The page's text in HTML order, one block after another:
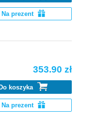
Na prezent
353.90 zł
Do koszyka
Na prezent